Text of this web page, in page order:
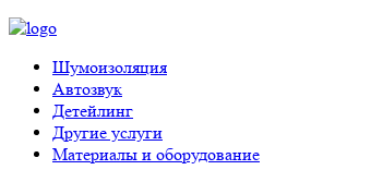
Шумоизоляция
Автозвук
Детейлинг
Другие услуги
Материалы и оборудование